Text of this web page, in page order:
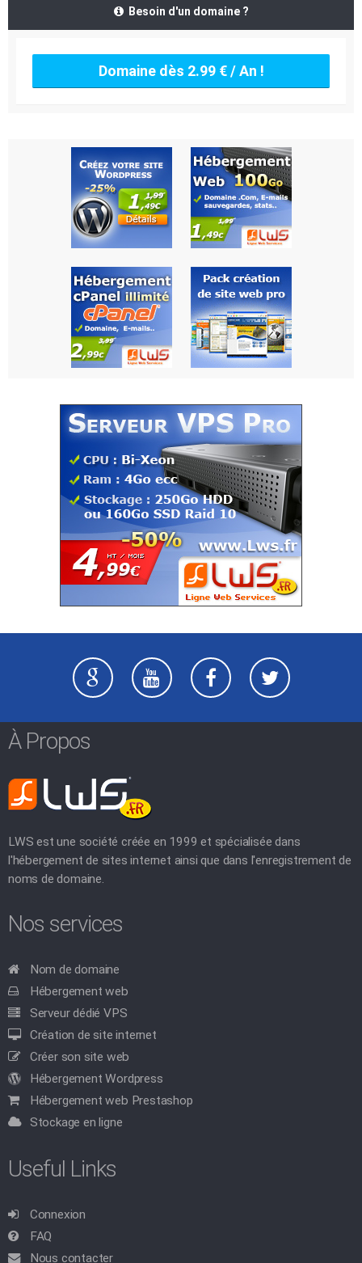
Besoin d'un domaine ?
Domaine dès 2.99 € / An !
À Propos
LWS est une société créée en 1999 et spécialisée dans
l'hébergement de sites internet ainsi que dans l'enregistrement de
noms de domaine.
Nos services
Nom de domaine
Hébergement web
Serveur dédié VPS
Création de site internet
Créer son site web
Hébergement Wordpress
Hébergement web Prestashop
Stockage en ligne
Useful Links
Connexion
FAQ
Nous contacter